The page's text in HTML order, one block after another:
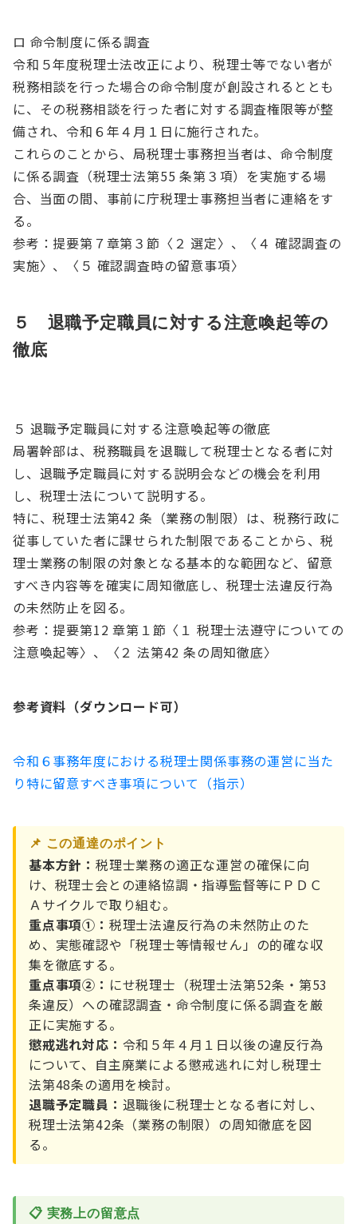
ロ 命令制度に係る調査
令和５年度税理士法改正により、税理士等でない者が
税務相談を行った場合の命令制度が創設されるととも
に、その税務相談を行った者に対する調査権限等が整
備され、令和６年４月１日に施行された。
これらのことから、局税理士事務担当者は、命令制度
に係る調査（税理士法第55 条第３項）を実施する場
合、当面の間、事前に庁税理士事務担当者に連絡をす
る。
参考：提要第７章第３節〈２ 選定〉、〈４ 確認調査の
実施〉、〈５ 確認調査時の留意事項〉
５ 退職予定職員に対する注意喚起等の
徹底
５ 退職予定職員に対する注意喚起等の徹底
局署幹部は、税務職員を退職して税理士となる者に対
し、退職予定職員に対する説明会などの機会を利用
し、税理士法について説明する。
特に、税理士法第42 条（業務の制限）は、税務行政に
従事していた者に課せられた制限であることから、税
理士業務の制限の対象となる基本的な範囲など、留意
すべき内容等を確実に周知徹底し、税理士法違反行為
の未然防止を図る。
参考：提要第12 章第１節〈１ 税理士法遵守についての
注意喚起等〉、〈２ 法第42 条の周知徹底〉
参考資料（ダウンロード可）
令和６事務年度における税理士関係事務の運営に当た
り特に留意すべき事項について（指示）
📌 この通達のポイント
基本方針： 税理士業務の適正な運営の確保に向
け、税理士会との連絡協調・指導監督等にＰＤＣ
Ａサイクルで取り組む。
重点事項①： 税理士法違反行為の未然防止のた
め、実態確認や「税理士等情報せん」の的確な収
集を徹底する。
重点事項②： にせ税理士（税理士法第52条・第53
条違反）への確認調査・命令制度に係る調査を厳
正に実施する。
懲戒逃れ対応： 令和５年４月１日以後の違反行為
について、自主廃業による懲戒逃れに対し税理士
法第48条の適用を検討。
退職予定職員： 退職後に税理士となる者に対し、
税理士法第42条（業務の制限）の周知徹底を図
る。
📋 実務上の留意点